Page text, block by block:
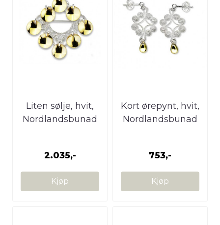
Liten sølje, hvit,
Nordlandsbunad
2.035,-
Kjøp
Kort ørepynt, hvit,
Nordlandsbunad
753,-
Kjøp